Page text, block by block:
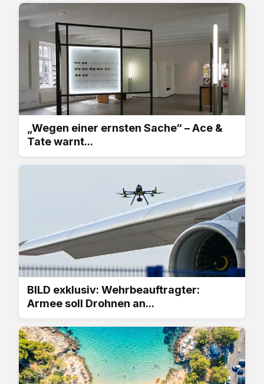
„Wegen einer ernsten Sache“ – Ace &
Tate warnt...
BILD exklusiv: Wehrbeauftragter:
Armee soll Drohnen an...